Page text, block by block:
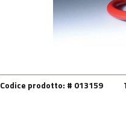
Codice prodotto: # 013159